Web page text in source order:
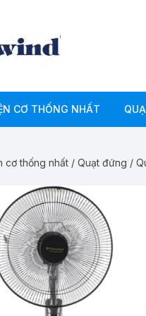
CƠ THỐNG NHẤT
TƯỜNG
cơ thống nhất / Quạt đứng /